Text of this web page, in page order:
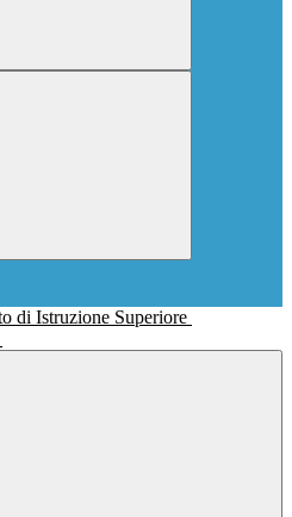
di Istruzione Superiore